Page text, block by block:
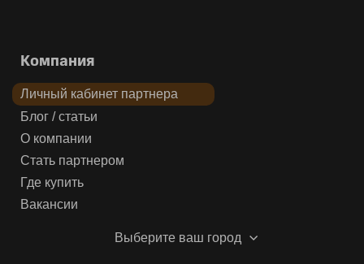
Компания
Личный кабинет партнера
Блог / статьи
О компании
Стать партнером
Где купить
Вакансии
Выберите ваш город